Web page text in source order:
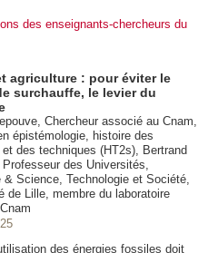
des enseignants-chercheurs du
agriculture : pour éviter le
surchauffe, le levier du
Chercheur associé au Cnam,
épistémologie, histoire des
des techniques (HT2s), Bertrand
des Universités,
& Science, Technologie et Société,
de Lille, membre du laboratoire
des énergies fossiles doit